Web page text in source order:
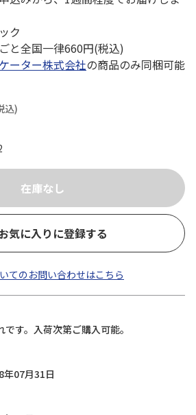
ク
と全国一律660円(税込)
ーター株式会社の商品のみ同梱可能
込)
気に入りに登録する
てのお問い合わせはこちら
す。入荷次第ご購入可能。
07月31日